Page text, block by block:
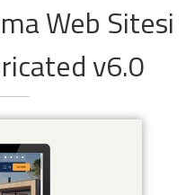
Web Sitesi
v6.0
Şifremi Unuttum!
Yok mu?